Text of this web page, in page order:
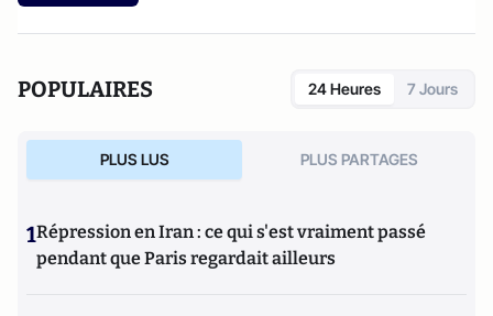
POPULAIRES 24 Heures 7 Jours
PLUS LUS PLUS PARTAGES
1Répression en Iran : ce qui s'est vraiment passé
pendant que Paris regardait ailleurs